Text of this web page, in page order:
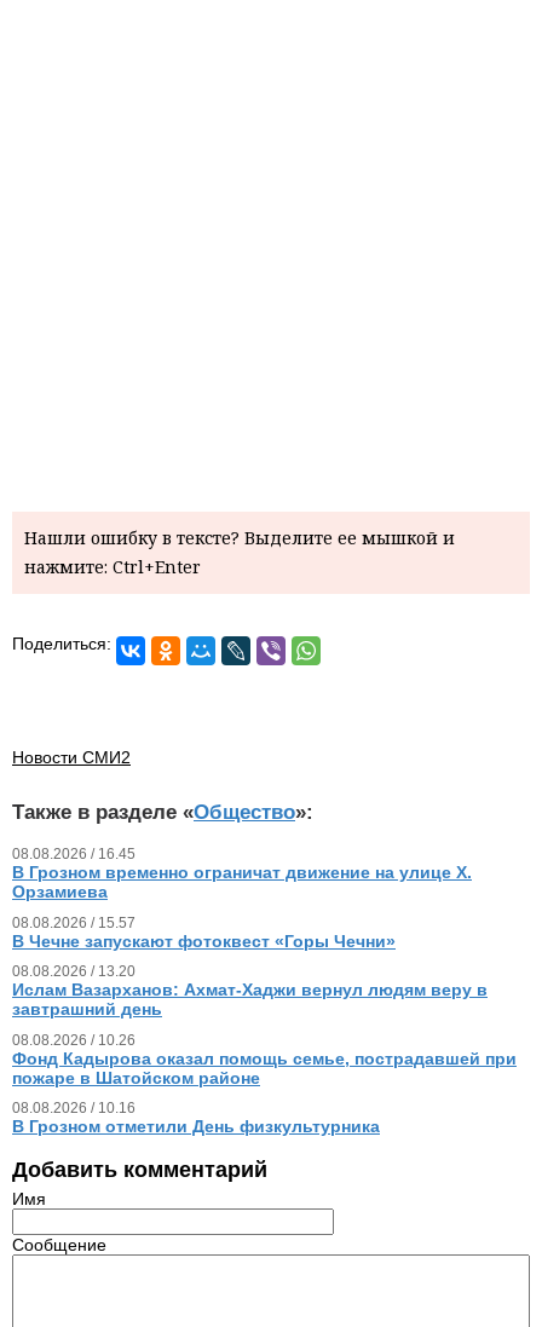
Нашли ошибку в тексте? Выделите ее мышкой и
нажмите: Ctrl+Enter
Поделиться:
Новости СМИ2
Также в разделе «Общество»:
08.08.2026 / 16.45
В Грозном временно ограничат движение на улице Х.
Орзамиева
08.08.2026 / 15.57
В Чечне запускают фотоквест «Горы Чечни»
08.08.2026 / 13.20
Ислам Вазарханов: Ахмат-Хаджи вернул людям веру в
завтрашний день
08.08.2026 / 10.26
Фонд Кадырова оказал помощь семье, пострадавшей при
пожаре в Шатойском районе
08.08.2026 / 10.16
В Грозном отметили День физкультурника
Добавить комментарий
Имя
Сообщение